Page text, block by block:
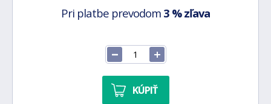
Pri platbe prevodom 3 % zľava
KÚPIŤ